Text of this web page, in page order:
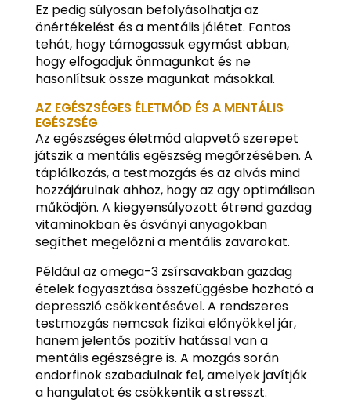
Ez pedig súlyosan befolyásolhatja az
önértékelést és a mentális jólétet. Fontos
tehát, hogy támogassuk egymást abban,
hogy elfogadjuk önmagunkat és ne
hasonlítsuk össze magunkat másokkal.
AZ EGÉSZSÉGES ÉLETMÓD ÉS A MENTÁLIS
EGÉSZSÉG
Az egészséges életmód alapvető szerepet
játszik a mentális egészség megőrzésében. A
táplálkozás, a testmozgás és az alvás mind
hozzájárulnak ahhoz, hogy az agy optimálisan
működjön. A kiegyensúlyozott étrend gazdag
vitaminokban és ásványi anyagokban
segíthet megelőzni a mentális zavarokat.
Például az omega-3 zsírsavakban gazdag
ételek fogyasztása összefüggésbe hozható a
depresszió csökkentésével. A rendszeres
testmozgás nemcsak fizikai előnyökkel jár,
hanem jelentős pozitív hatással van a
mentális egészségre is. A mozgás során
endorfinok szabadulnak fel, amelyek javítják
a hangulatot és csökkentik a stresszt.